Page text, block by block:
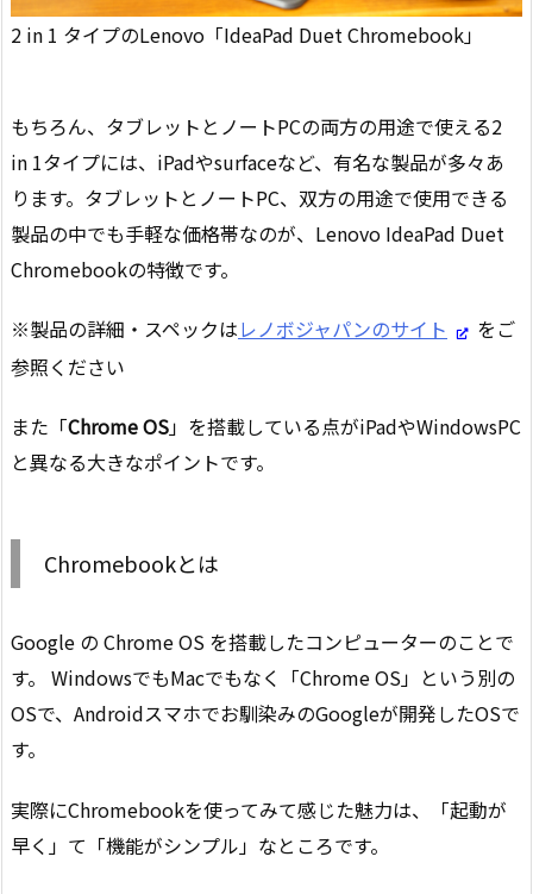
2 in 1 タイプのLenovo「IdeaPad Duet Chromebook」
もちろん、タブレットとノートPCの両方の用途で使える2
in 1タイプには、iPadやsurfaceなど、有名な製品が多々あ
ります。タブレットとノートPC、双方の用途で使用できる
製品の中でも手軽な価格帯なのが、Lenovo IdeaPad Duet
Chromebookの特徴です。
※製品の詳細・スペックはレノボジャパンのサイト
をご
参照ください
また「Chrome OS」を搭載している点がiPadやWindowsPC
と異なる大きなポイントです。
Chromebookとは
Google の Chrome OS を搭載したコンピューターのことで
す。 WindowsでもMacでもなく「Chrome OS」という別の
OSで、Androidスマホでお馴染みのGoogleが開発したOSで
す。
実際にChromebookを使ってみて感じた魅力は、「起動が
早く」て「機能がシンプル」なところです。